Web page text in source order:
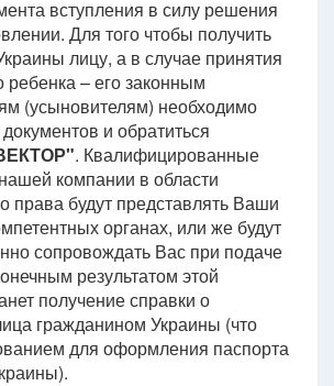
вступления в силу решения
Для того чтобы получить
лицу, а в случае принятия
ребенка – его законным
(усыновителям) необходимо
и обратиться
". Квалифицированные
компании в области
права будут представлять Ваши
органах, или же будут
сопровождать Вас при подаче
результатом этой
получение справки о
гражданином Украины (что
для оформления паспорта